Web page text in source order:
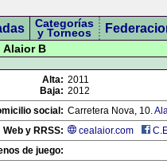
Categorías
y Torneos
Alaior B
Alta: 2011
Baja: 2012
social: Carretera Nova, 10.
Web y RRSS:
cealaior.com
de juego: